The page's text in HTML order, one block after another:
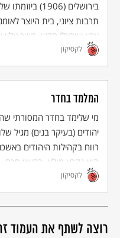
שלהי התקופה העות'מאנית,
1988, עמ' 230.
מצוות, וכל טענות המתנגדים
רוצה לשתף את העמוד
בירושלים (1906)
תרבות ציוני, בית היוצר
ארץ-ישראלי חדש. משך אליו
הארץ ומאירופה, ואומנים
אבל פן וזאב רבן.
לקסיקון
המלמד בחדר
מי שלימד בחדר המסורתי
יהודים (בעיקר בנים) מגיל
רווח בקהילות היהודים
הוא נקרא מולא, רבי או חכם,
לקסיקון